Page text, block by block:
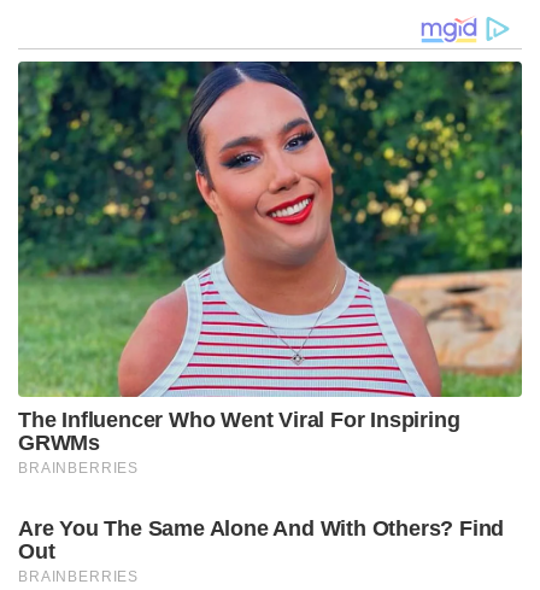
ഗുരുവായൂരിൽ കാമുകനും ക്രിമിനൽ സംഘവും
കുടുങ്ങി!’
എന്നാൽ, റിസർവ് ബാങ്കിന്റെ (RBI) പ്രത്യേക
അനുമതിയോടെ 13 ജില്ലാ സഹകരണ ബാങ്കുകളെ
പരസ്പരം ലയിപ്പിച്ച് നിയമപരമായ എല്ലാ
നടപടിക്രമങ്ങളും പൂർത്തിയാക്കി രൂപീകരിച്ച കേരള
ബാങ്കിൽ നിന്നും ഇനി ഒരു തിരിച്ചുപോക്ക് അത്ര
എളുപ്പമല്ലെന്നാണ് ബാങ്കിന്റെ നിലവിലെ നേതൃത്വവും
ഒരുവിഭാഗം ഉദ്യോഗസ്ഥരും ചൂണ്ടിക്കാണിക്കുന്നത്.
ലയന പ്രക്രിയ പൂർത്തിയായി ബാങ്ക് ഒരു വലിയ
പൊതുസംവിധാനമായി മാറിയ സാഹചര്യത്തിൽ,
അതിനെ വീണ്ടും വിഭജിച്ച് പഴയ പടിയാക്കുന്നത്
സാങ്കേതികമായും നിയമപരമായും കടുത്ത
പ്രായോഗിക ബുദ്ധിമുട്ടുകൾ സൃഷ്ടിക്കും.
മറികടന്ന് ഇത്തരമൊരു തിരിച്ചുപോക്ക് നടത്തിയാൽ
അത് സഹകരണ മേഖലയുടെ വിശ്വാസ്യതയെത്തന്നെ